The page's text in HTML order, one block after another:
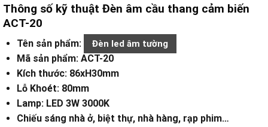
Thông số kỹ thuật Đèn âm cầu thang cảm biến
ACT-20
Tên sản phẩm: Đèn led âm tường
Mã sản phẩm: ACT-20
Kích thước: 86xH30mm
Lỗ Khoét: 80mm
Lamp: LED 3W 3000K
Chiếu sáng nhà ở, biệt thự, nhà hàng, rạp phim…